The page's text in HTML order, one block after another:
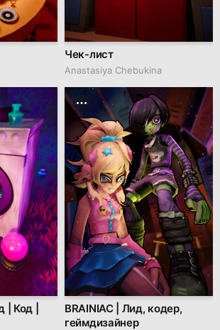
Чек-лист
Anastasiya Chebukina
| Код |
BRAINIAC | Лид, кодер,
геймдизайнер